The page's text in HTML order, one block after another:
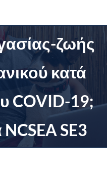
ζωής
κατά
COVID-19;
SE3